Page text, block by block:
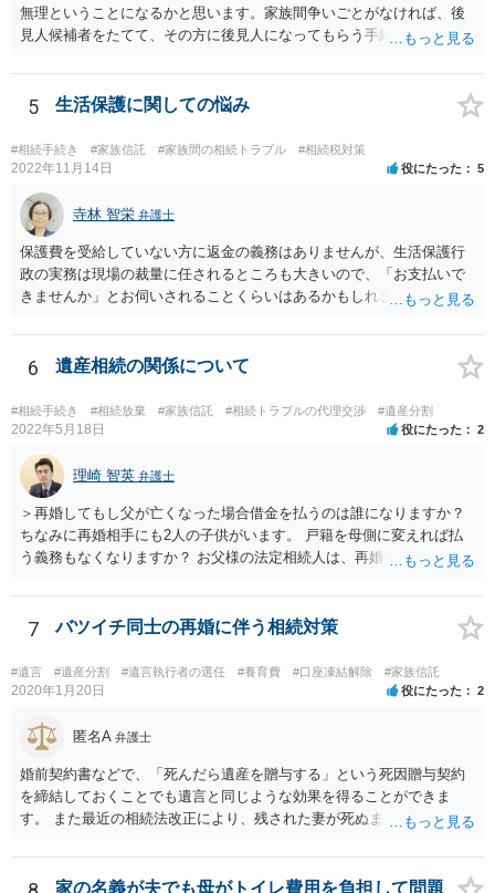
無理ということになるかと思います。家族間争いごとがなければ、後
見人候補者をたてて、その方に後見人になってもらう手続をすすめた
5 生活保護に関しての悩み
#相続手続き #家族信託 #家族間の相続トラブル #相続税対策
2022年11月14日 役にたった 5
寺林 智栄 弁護士
保護費を受給していない方に返金の義務はありませんが、生活保護行
政の実務は現場の裁量に任されるところも大きいので、「お支払いで
きませんか」とお伺いされることくらいはあるかもしれません。 通報
考えてご判断いただくのが良いと思います。
6 遺産相続の関係について
#相続手続き #相続放棄 #家族信託 #相続トラブルの代理交渉 #遺産分割
2022年5月18日 役にたった 2
理崎 智英 弁護士
＞再婚してもし父が亡くなった場合借金を払うのは誰になりますか？
ちなみに再婚相手にも2人の子供がいます。 戸籍を母側に変えれば払
う義務もなくなりますか？ お父様の法定相続人は、再婚相手とご相談
戸籍がどこにあるのかは関係ありません。 ただし、お父様が亡くなっ
たことを知ってから３か月以内に家庭裁判所にて「相続放棄」の手続
7 バツイチ同士の再婚に伴う相続対策
#遺言 #遺産分割 #遺言執行者の選任 #養育費 #口座凍結解除 #家族信託
2020年1月20日 役にたった 2
匿名A 弁護士
婚前契約書などで、「死んだら遺産を贈与する」という死因贈与契約
を締結しておくことでも遺言と同じような効果を得ることができま
す。 また最近の相続法改正により、残された妻が死ぬまで家に住み続
で、その制度を活用する方法も考えられます。 もし契約書の作成まで
視野に入れておられる場合は、お近くの弁護士、できれば相続に強い
家の名義が夫でも母がトイレ費用を負担して問題